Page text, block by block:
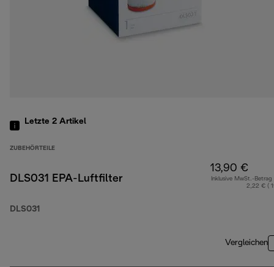
Letzte 2 Artikel
ZUBEHÖRTEILE
DLS031 EPA-Luftfilter
DLS031
13,90 €
Inklusive MwSt.-Betrag
2,22 € (
Vergleichen